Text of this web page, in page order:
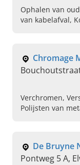
Ophalen van
van kabelafval,
Chromage
Verchromen,
Polijsten van
De Bruyne
Pontweg 5 A,